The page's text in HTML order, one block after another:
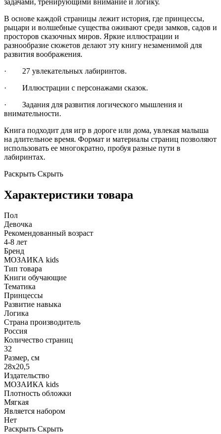
В основе каждой страницы лежит история, где принцессы,
рыцари и волшебные существа оживают среди замков, садов и
просторов сказочных миров. Яркие иллюстрации и
разнообразие сюжетов делают эту книгу незаменимой для
развития воображения.
· 27 увлекательных лабиринтов.
· Иллюстрации с персонажами сказок.
· Задания для развития логического мышления и
внимательности.
Книга подходит для игр в дороге или дома, увлекая малыша
на длительное время. Формат и материалы страниц позволяют
использовать ее многократно, пробуя разные пути в
лабиринтах.
Раскрыть Скрыть
Характеристики товара
Пол
Девочка
Рекомендованный возраст
4-8 лет
Бренд
МОЗАИКА kids
Тип товара
Книги обучающие
Тематика
Принцессы
Развитие навыка
Логика
Страна производитель
Россия
Количество страниц
32
Размер, см
28х20,5
Издательство
МОЗАИКА kids
Плотность обложки
Мягкая
Является набором
Нет
Раскрыть Скрыть